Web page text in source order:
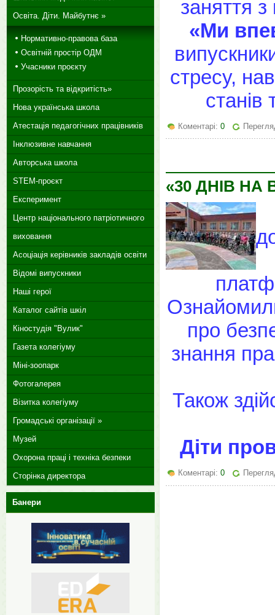
заняття з
«Ми
стресу,
Коментарі: 0
«30 ДНІВ НА
про
знання
Також
Діти
Коментарі: 0
Освіта. Діти. Майбутнє »
Нормативно-правова база
Освітній простір ОДМ
Учасники проєкту
Прозорість та відкритість»
Нова українська школа
Атестація педагогічних працівників
Інклюзивне навчання
Авторська школа
STEM-проєкт
Експеримент
Центр національного патріотичного
виховання
Асоціація керівників закладів освіти
Відомі випускники
Наші герої
Каталог сайтів шкіл
Кіностудія "Вулик"
Газета колегіуму
Міні-зоопарк
Фотогалерея
Візитка колегіуму
Громадські організації »
Музей
Охорона праці і техніка безпеки
Сторінка директора
Банери